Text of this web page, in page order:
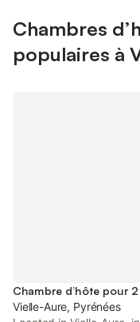
Chambres
populaires à
Vielle-Aure, Pyrénées